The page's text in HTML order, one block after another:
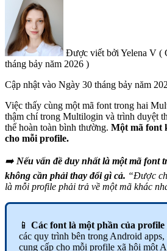
Được viết bởi Yelena V (
tháng bảy năm 2026 )
Cập nhật vào Ngày 30 tháng bảy năm
Việc thấy cùng một mã font trong hai
thậm chí trong Multilogin và trình duyệt
thể hoàn toàn bình thường. Một mã font
cho mỗi profile.
➡️ Nếu vấn đề duy nhất là một mã font
không cần phải thay đổi gì cả. “Được
là mỗi profile phải trả về một mã khác
📱 Các font là một phần của
các quy trình bên trong Android
cung cấp cho mỗi profile xã hội một